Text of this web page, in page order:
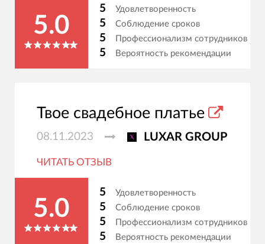
5.0
5 Удовлетворенность
5 Соблюдение сроков
5 Профессионализм сотрудников
5 Вероятность рекомендации
Твое свадебное платье
08.11.2023 LUXAR GROUP
ЧИТАТЬ ОТЗЫВ
5.0
5 Удовлетворенность
5 Соблюдение сроков
5 Профессионализм сотрудников
5 Вероятность рекомендации